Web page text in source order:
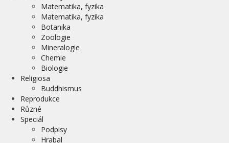
Matematika, fyzika
Matematika, fyzika
Botanika
Zoologie
Mineralogie
Chemie
Biologie
Religiosa
Buddhismus
Reprodukce
Různé
Speciál
Podpisy
Hrabal